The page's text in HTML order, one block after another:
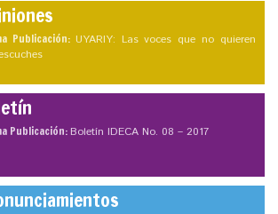
Publicación: UYARIY: Las voces que no quieren
Publicación:Boletín IDECA No. 08 – 2017